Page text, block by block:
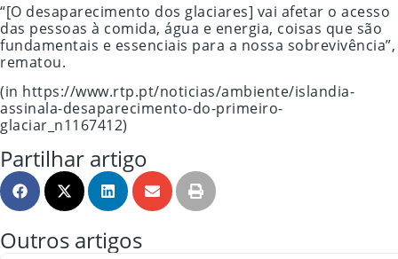
“[O desaparecimento dos glaciares] vai afetar o acesso
das pessoas à comida, água e energia, coisas que são
fundamentais e essenciais para a nossa sobrevivência”,
rematou.
(in https://www.rtp.pt/noticias/ambiente/islandia-
assinala-desaparecimento-do-primeiro-
glaciar_n1167412)
Partilhar artigo
Outros artigos